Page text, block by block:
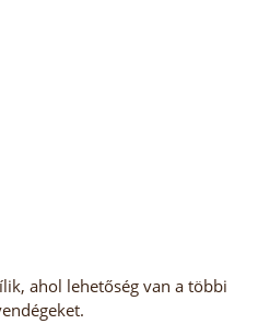
ahol lehetőség van a többi